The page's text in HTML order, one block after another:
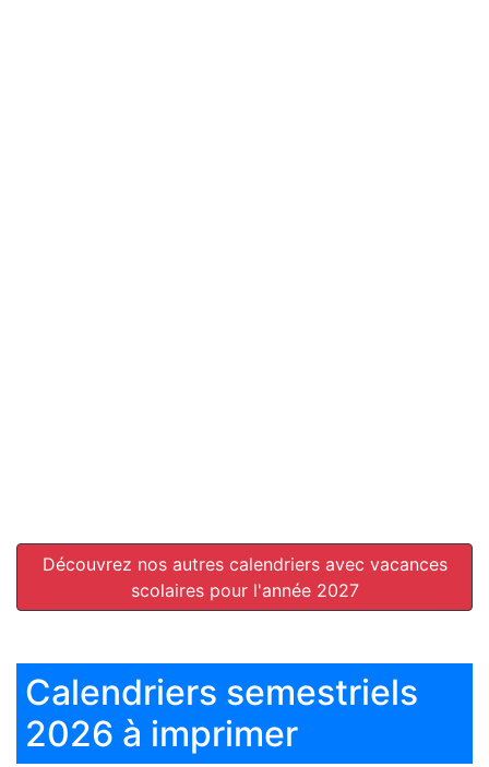
Découvrez nos autres calendriers avec vacances
scolaires pour l'année 2027
Calendriers semestriels
2026 à imprimer